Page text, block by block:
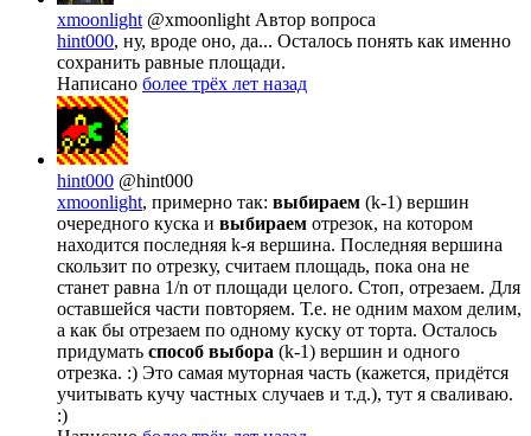
xmoonlight @xmoonlight Автор вопроса
hint000, ну, вроде оно, да... Осталось понять как именно
сохранить равные площади.
Написано более трёх лет назад
hint000 @hint000
xmoonlight, примерно так: выбираем (k-1) вершин
очередного куска и выбираем отрезок, на котором
находится последняя k-я вершина. Последняя вершина
скользит по отрезку, считаем площадь, пока она не
станет равна 1/n от площади целого. Стоп, отрезаем. Для
оставшейся части повторяем. Т.е. не одним махом делим,
а как бы отрезаем по одному куску от торта. Осталось
придумать способ выбора (k-1) вершин и одного
отрезка. :) Это самая муторная часть (кажется, придётся
учитывать кучу частных случаев и т.д.), тут я сваливаю.
:)